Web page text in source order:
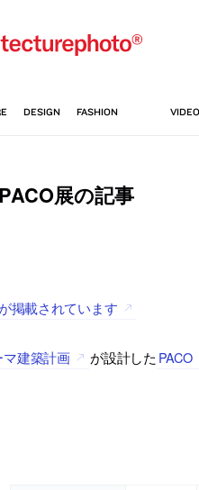
展の記事
掲載されています
建築計画 が設計した PACO